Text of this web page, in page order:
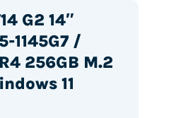
G2 14″
1145G7 /
256GB M.2
11